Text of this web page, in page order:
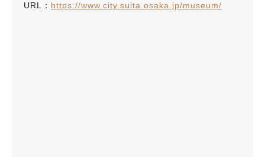
URL： https://www.city.suita.osaka.jp/museum/